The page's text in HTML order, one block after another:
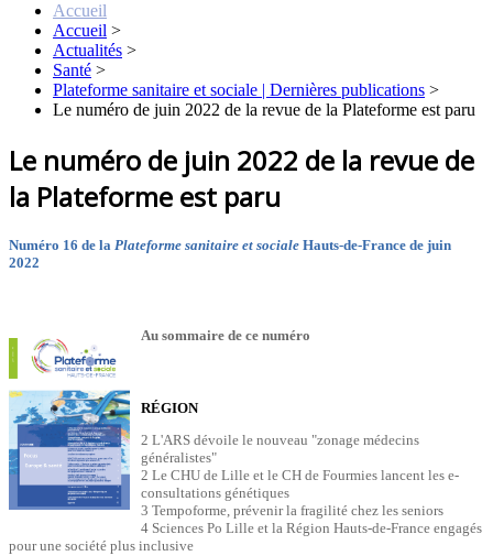
Accueil
Accueil >
Actualités >
Santé >
Plateforme sanitaire et sociale | Dernières publications >
Le numéro de juin 2022 de la revue de la Plateforme est paru
Le numéro de juin 2022 de la revue de
la Plateforme est paru
Numéro 16 de la Plateforme sanitaire et sociale Hauts-de-France de juin
2022
Au sommaire de ce numéro
RÉGION
2 L'ARS dévoile le nouveau "zonage médecins
généralistes"
2 Le CHU de Lille et le CH de Fourmies lancent les e-
consultations génétiques
3 Tempoforme, prévenir la fragilité chez les seniors
4 Sciences Po Lille et la Région Hauts-de-France engagés
pour une société plus inclusive